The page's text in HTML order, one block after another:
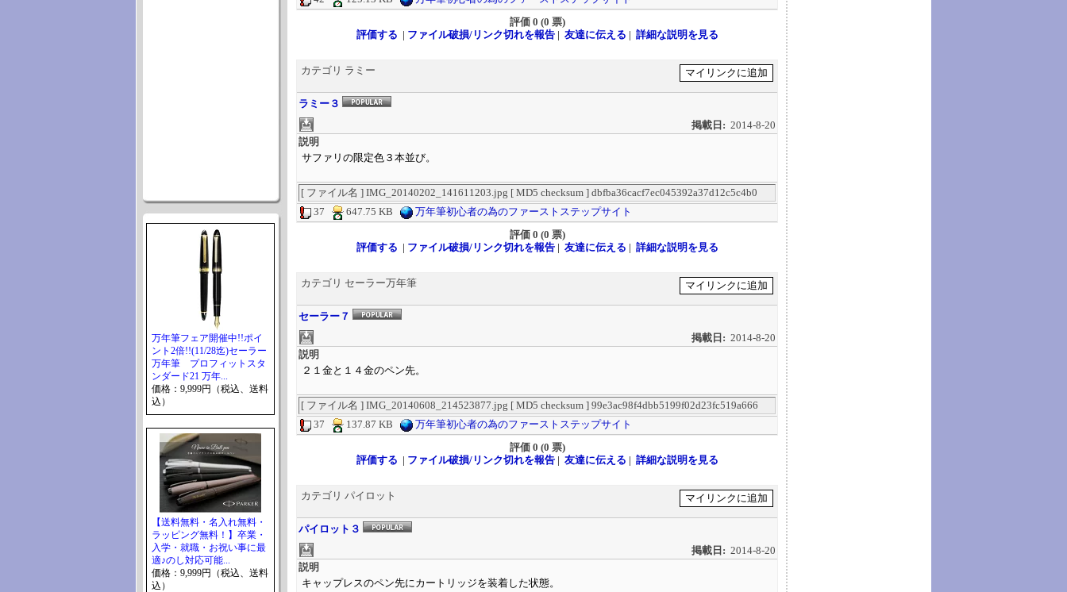
万年筆フェア開催中!!ポイ
ント2倍!!(11/28迄)セーラー
万年筆 プロフィットスタ
ンダード21 万年...
価格：9,999円（税込、送料
込）
【送料無料・名入れ無料・
ラッピング無料！】卒業・
入学・就職・お祝い事に最
適♪のし対応可能...
価格：9,999円（税込、送料
込）
評価0 (0 票)
評価する | ファイル破損/リンク切れを報告| 友達に伝える | 詳細な説明を見る
カテゴリ ラミー
ラミー３
掲載日: 2014-8-20
説明
サファリの限定色３本並び。
[ ファイル名 ] IMG_20140202_141611203.jpg [ MD5 checksum ] dbfba36cacf7ec045392a37d12c5c4b0
37
647.75 KB
万年筆初心者の為のファーストステップサイト
評価0 (0 票)
評価する | ファイル破損/リンク切れを報告| 友達に伝える | 詳細な説明を見る
カテゴリ セーラー万年筆
セーラー７
掲載日: 2014-8-20
説明
２１金と１４金のペン先。
[ ファイル名 ] IMG_20140608_214523877.jpg [ MD5 checksum ] 99e3ac98f4dbb5199f02d23fc519a666
37
137.87 KB
万年筆初心者の為のファーストステップサイト
評価0 (0 票)
評価する | ファイル破損/リンク切れを報告| 友達に伝える | 詳細な説明を見る
カテゴリ パイロット
パイロット３
掲載日: 2014-8-20
説明
キャップレスのペン先にカートリッジを装着した状態。